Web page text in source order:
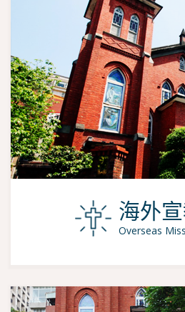
海外
Overseas